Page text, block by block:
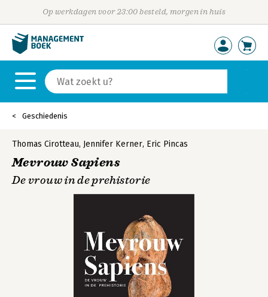
Op werkdagen voor 23:00 besteld, morgen in huis
Geschiedenis
Thomas Cirotteau, Jennifer Kerner, Eric Pincas
Mevrouw Sapiens
De vrouw in de prehistorie